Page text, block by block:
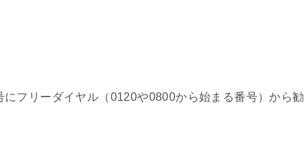
にフリーダイヤル（0120や0800から始まる番号）から